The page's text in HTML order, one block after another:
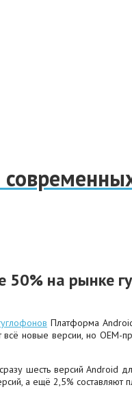
50% на рынке
Платформа
новые версии, но OEM-
шесть версий
а ещё 2,5% составляют